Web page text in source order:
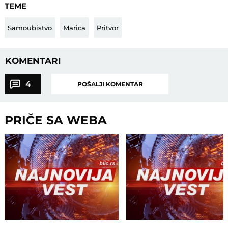
TEME
Samoubistvo Marica Pritvor
KOMENTARI
4 POŠALJI KOMENTAR
PRIČE SA WEBA